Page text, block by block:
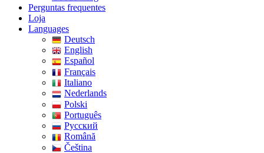
Perguntas frequentes
Loja
Languages
Deutsch
English
Español
Français
Italiano
Nederlands
Polski
Português
Pусский
Română
Čeština